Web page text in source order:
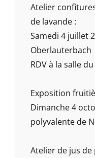
Atelier
de lavande :
Samedi 4 juillet
Oberlauterbach
RDV à la salle
Exposition
Dimanche 4
polyvalente de
Atelier de jus de